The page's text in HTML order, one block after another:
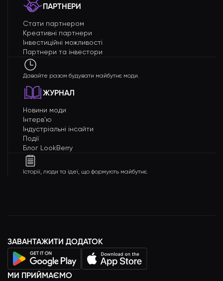
ПАРТНЕРИ
Стати партнером
Креативні партнери
Інвестиційні можливості
Партнери та інвестори
Давайте разом будувати майбутнє моди.
ЖУРНАЛ
Новини моди
Інтерв'ю
Індустріальні інсайти
Події
Блог LookBerry
Історії, люди та ідеї, що формують майбутнє.
ЗАВАНТАЖИТИ ДОДАТОК
МИ ПРИЙМАЄМО